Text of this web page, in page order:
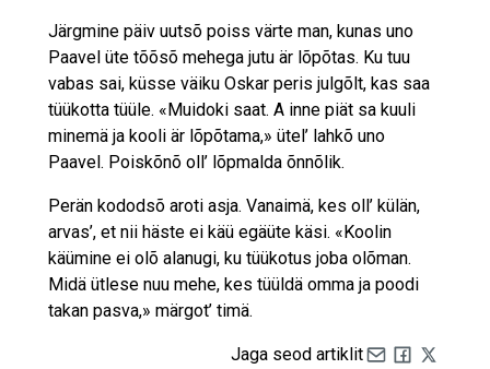
Järgmine päiv uutsõ poiss värte man, kunas uno
Paavel üte tõõsõ mehega jutu är lõpõtas. Ku tuu
vabas sai, küsse väiku Oskar peris julgõlt, kas saa
tüükotta tüüle. «Muidoki saat. A inne piät sa kuuli
minemä ja kooli är lõpõtama,» ütel’ lahkõ uno
Paavel. Poiskõnõ oll’ lõpmalda õnnõlik.
Perän kododsõ aroti asja. Vanaimä, kes oll’ külän,
arvas’, et nii häste ei käü egäüte käsi. «Koolin
käümine ei olõ alanugi, ku tüükotus joba olõman.
Midä ütlese nuu mehe, kes tüüldä omma ja poodi
takan pasva,» märgot’ timä.
Jaga seod artiklit